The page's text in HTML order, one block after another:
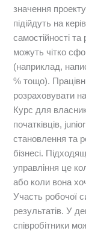
значення
підійдуть на
самостійності та
можуть чітко
(наприклад,
% тощо).
розраховувати
Курс для
початківців,
становлення та
бізнесі.
управління це
або коли вона
Участь робочої
результатів. У
співробітники